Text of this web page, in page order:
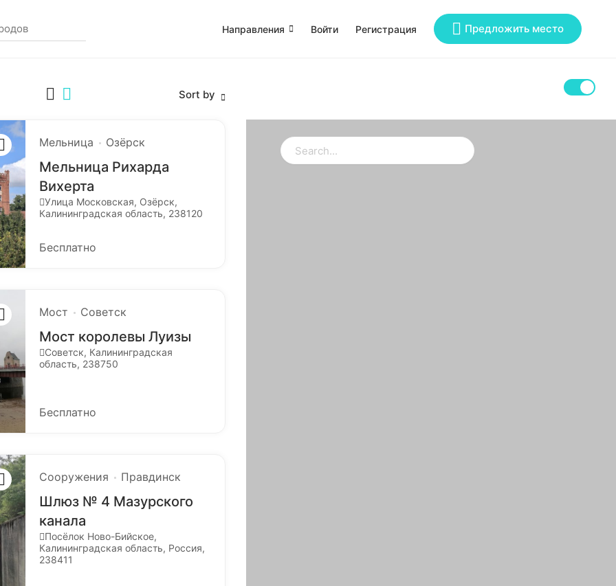
Направления Войти Регистрация Предложить место
Sort by
Мельница Озёрск
Мельница Рихарда
Вихерта
Улица Московская, Озёрск,
Калининградская область, 238120
Бесплатно
Мост Советск
Мост королевы Луизы
Советск, Калининградская
область, 238750
Бесплатно
Сооружения Правдинск
Шлюз № 4 Мазурского
канала
Посёлок Ново-Бийское,
Калининградская область, Россия,
238411